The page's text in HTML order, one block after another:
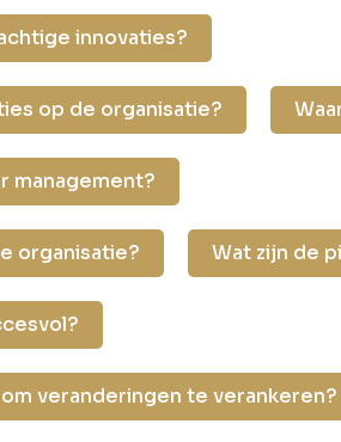
innovaties?
op de organisatie?
management?
organisatie? Wat zijn de
veranderingen te verankeren?